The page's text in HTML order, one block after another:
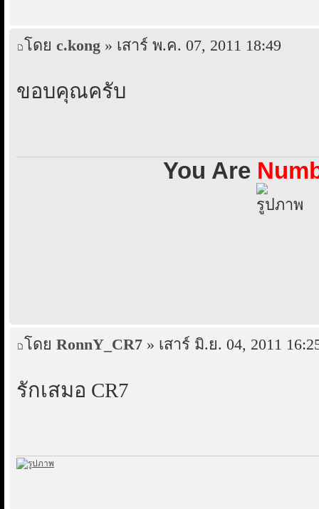
โดย c.kong » เสาร์ พ.ค. 07, 2011 18:49
ขอบคุณครับ
You Are
โดย RonnY_CR7 » เสาร์ มิ.ย. 04, 2011
รักเสมอ CR7